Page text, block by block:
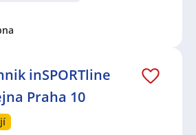
inSPORTline
Praha 10